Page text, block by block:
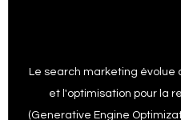
Le search marketing évolue
et l'optimisation pour la
(Generative Engine